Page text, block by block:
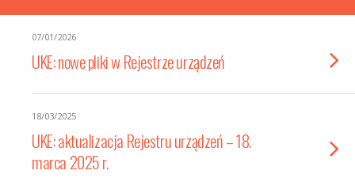
07/01/2026
UKE: nowe pliki w Rejestrze urządzeń
18/03/2025
UKE: aktualizacja Rejestru urządzeń – 18.
marca 2025 r.